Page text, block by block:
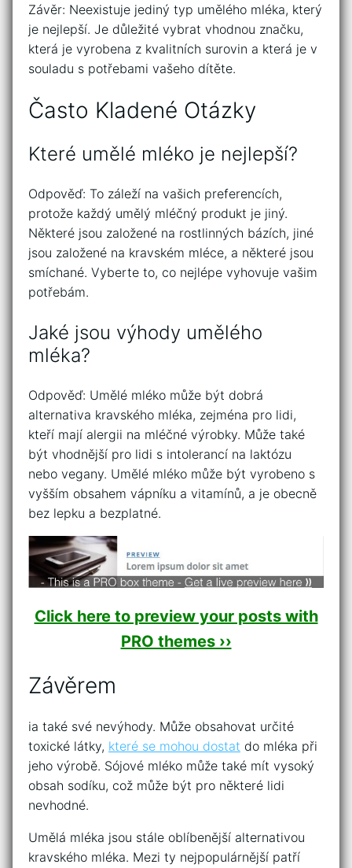
Závěr: Neexistuje jediný typ umělého mléka, který
je nejlepší. Je důležité vybrat vhodnou značku,
která je vyrobena z kvalitních surovin a která je v
souladu s potřebami vašeho dítěte.
Často Kladené Otázky
Které umělé mléko je nejlepší?
Odpověď: To záleží na vašich preferencích,
protože každý umělý mléčný produkt je jiný.
Některé jsou založené na rostlinných bázích, jiné
jsou založené na kravském mléce, a některé jsou
smíchané. Vyberte to, co nejlépe vyhovuje vašim
potřebám.
Jaké jsou výhody umělého
mléka?
Odpověď: Umělé mléko může být dobrá
alternativa kravského mléka, zejména pro lidi,
kteří mají alergii na mléčné výrobky. Může také
být vhodnější pro lidi s intolerancí na laktózu
nebo vegany. Umělé mléko může být vyrobeno s
vyšším obsahem vápníku a vitamínů, a je obecně
bez lepku a bezplatné.
Click here to preview your posts with
PRO themes ››
Závěrem
ia také své nevýhody. Může obsahovat určité
toxické látky, které se mohou dostat do mléka při
jeho výrobě. Sójové mléko může také mít vysoký
obsah sodíku, což může být pro některé lidi
nevhodné.
Umělá mléka jsou stále oblíbenější alternativou
kravského mléka. Mezi ty nejpopulárnější patří